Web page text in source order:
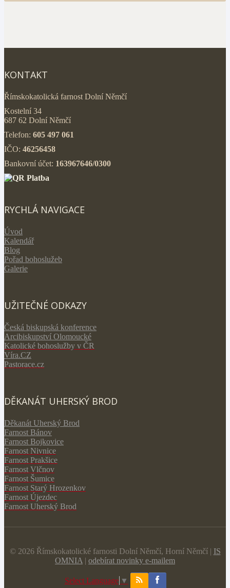
KONTAKT
Římskokatolická farnost Dolní Němčí
Kostelní 34
687 62 Dolní Němčí
Telefon: 605 497 061
IČO: 46256458
Bankovní účet: 163967646/0300
RYCHLÁ NAVIGACE
Úvod
Kalendář
Blog
Pořad bohoslužeb
Galerie
UŽITEČNÉ ODKAZY
Česká biskupská konference
Arcibiskupství Olomoucké
Katolické bohoslužby v ČR
Víra.CZ
Pastorace.cz
DĚKANÁT UHERSKÝ BROD
Děkanát Uherský Brod
Farnost Bánov
Farnost Bojkovice
Farnost Nivnice
Farnost Prakšice
Farnost Vlčnov
Farnost Šumice
Farnost Starý Hrozenkov
Farnost Újezdec
Farnost Uherský Brod
© 2026 Římskokatolické farnosti Dolní Němčí, Horní Němčí | IS
OMNIA | odebírat novinky e-mailem
Select Language ▼